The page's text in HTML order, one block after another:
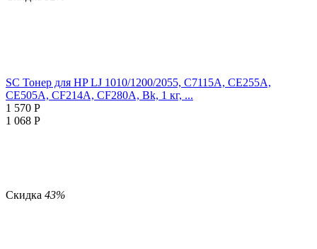
SC Тонер для HP LJ 1010/1200/2055, C7115A, CE255A,
CE505A, CF214A, CF280A, Bk, 1 кг, ...
1 570 Р
1 068 Р
Скидка 43%